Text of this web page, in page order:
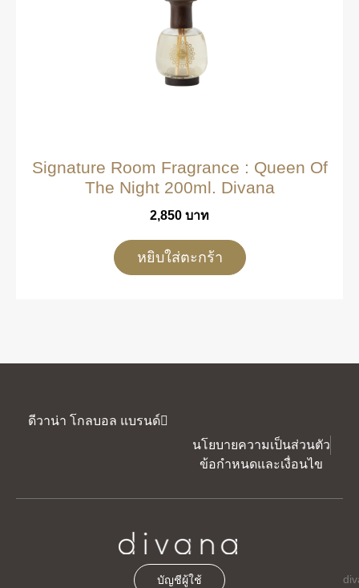
Signature Room Fragrance : Queen Of
The Night 200ml. Divana
2,850 บาท
หยิบใส่ตะกร้า
ดีวาน่า โกลบอล แบรนด์
นโยบายความเป็นส่วนตัว
ข้อกำหนดและเงื่อนไข
บัญชีผู้ใช้